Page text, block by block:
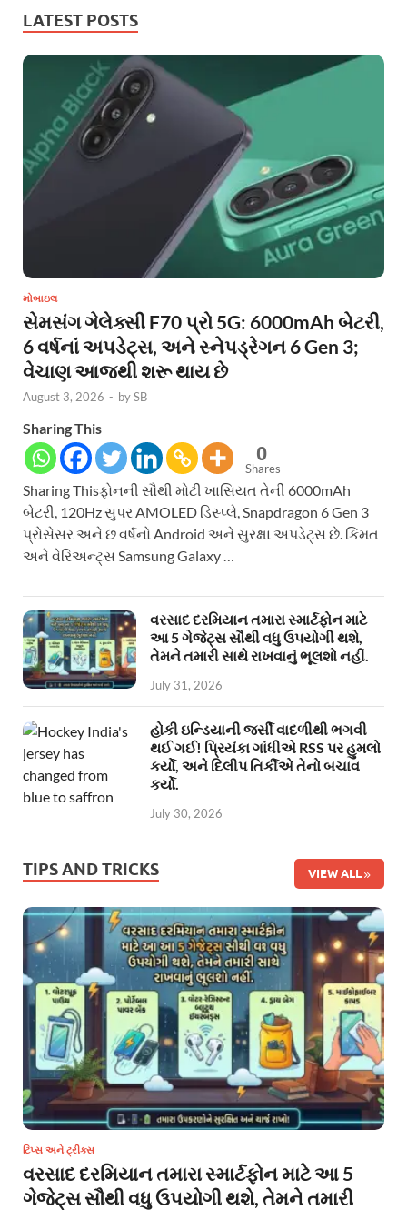
LATEST POSTS
મોબાઇલ
સેમસંગ ગેલેક્સી F70 પ્રો 5G: 6000mAh બેટરી,
6 વર્ષનાં અપડેટ્સ, અને સ્નેપડ્રેગન 6 Gen 3;
વેચાણ આજથી શરૂ થાય છે
August 3, 2026 - bySB
Sharing This
0
Shares
Sharing Thisફોનની સૌથી મોટી ખાસિયત તેની 6000mAh
બેટરી, 120Hz સુપર AMOLED ડિસ્પ્લે, Snapdragon 6 Gen 3
પ્રોસેસર અને છ વર્ષનો Android અને સુરક્ષા અપડેટ્સ છે. કિંમત
અને વેરિઅન્ટ્સ Samsung Galaxy …
વરસાદ દરમિયાન તમારા સ્માર્ટફોન માટે
આ 5 ગેજેટ્સ સૌથી વધુ ઉપયોગી થશે,
તેમને તમારી સાથે રાખવાનું ભૂલશો નહીં.
July 31, 2026
હોકી ઇન્ડિયાની જર્સી વાદળીથી ભગવી
થઈ ગઈ! પ્રિયંકા ગાંધીએ RSS પર હુમલો
કર્યો, અને દિલીપ તિર્કીએ તેનો બચાવ
કર્યો.
July 30, 2026
TIPS AND TRICKS VIEW ALL
ટિપ્સ અને ટ્રીક્સ
વરસાદ દરમિયાન તમારા સ્માર્ટફોન માટે આ 5
ગેજેટ્સ સૌથી વધુ ઉપયોગી થશે, તેમને તમારી